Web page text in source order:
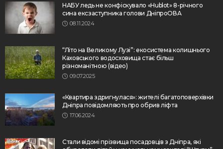
НАБУ ледь не конфіскувало «Hublot» 8-річного
сина ексзаступника голови ДніпроОВА
08.11.2024
“Літо на Великому Лузі”: екосистема колишнього
Каховського водосховища стає більш
різноманітною (відео)
09.07.2025
«Квартира здригнулася»: жителі багатоповерхівки
Дніпра повідомляють про обрив ліфта
17.06.2024
Стали відомі прізвища посадовців з Дніпра, які